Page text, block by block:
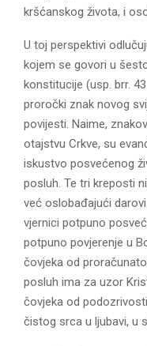
kršćanskog života, i
U toj perspektivi
kojem se govori u
konstitucije (usp. brr.
proročki znak novog
povijesti. Naime,
otajstvu Crkve, su
iskustvo posvećenog
posluh. Te tri kreposti
već oslobađajući
vjernici potpuno
potpuno povjerenje u
čovjeka od
posluh ima za uzor
čovjeka od
čistog srca u ljubavi, u